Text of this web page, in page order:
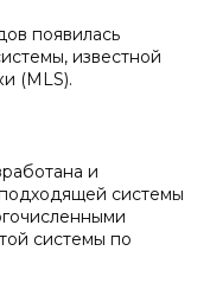
появилась
известной
(MLS).
и
системы
системы по